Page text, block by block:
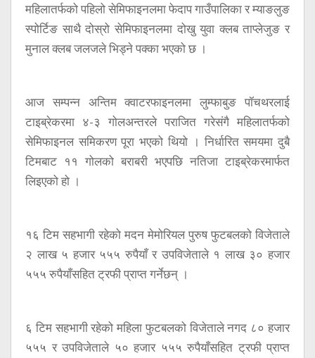
महिलातर्फको पहिलो सेमिफाइनलमा फेदाप गाउँपालिका र म्याङलुङ
स्पोर्टिङ साथै दोस्रो सेमिफाइनलमा दोखु युवा क्लब ताप्लेजुङ र
मुनाल क्लब जलजले भिड्ने पक्का भएको छ ।
आज सम्पन्न अन्तिम क्वाटरफाइनलमा लुम्फाबुङ पॉचथरलाई
टाइब्रेकरमा ४-३ गोलअन्तरले पराजित गरेसंगै महिलातर्फको
सेमिफाइनल समिकरण पूरा भएको थियो । निर्धारित समयमा दुबै
टिमबाट ११ गोलको बराबरी भएपछि नतिजा टाइब्रेकरमार्फत
लिइएको हो ।
१६ टिम सहभागी रहेको मदन मेमोरियल पुरुष फुटबलको विजेताले
२ लाख ५ हजार ५५५ रुपैयाँ र उपविजेताले १ लाख ३० हजार
५५५ रुपैयाँसहित ट्रफी प्राप्त गर्नेछन् ।
६ टिम सहभागी रहेको महिला फुटबलको विजेताले नगद ८० हजार
५५५ र उपविजेताले ५० हजार ५५५ रुपैयाँसहित ट्रफी प्राप्त